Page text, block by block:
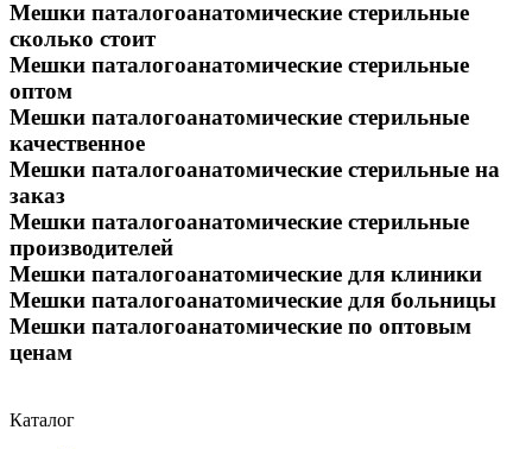
Мешки паталогоанатомические стерильные
сколько стоит
Мешки паталогоанатомические стерильные
оптом
Мешки паталогоанатомические стерильные
качественное
Мешки паталогоанатомические стерильные на
заказ
Мешки паталогоанатомические стерильные
производителей
Мешки паталогоанатомические для клиники
Мешки паталогоанатомические для больницы
Мешки паталогоанатомические по оптовым
ценам
Каталог